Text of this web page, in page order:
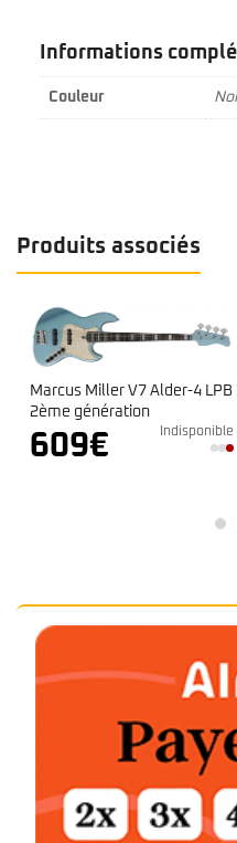
Informations
Couleur
Produits associés
Marcus Miller V7 Alder-4 LPB
2ème génération
609€ Indisponible